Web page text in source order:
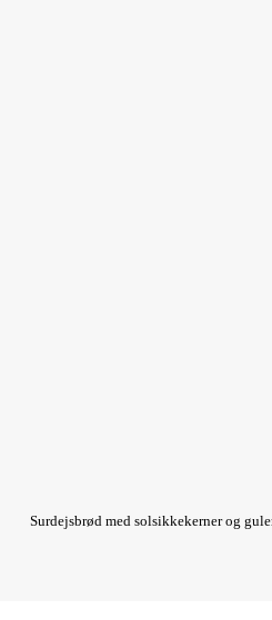
Surdejsbrød med solsikkekerner og